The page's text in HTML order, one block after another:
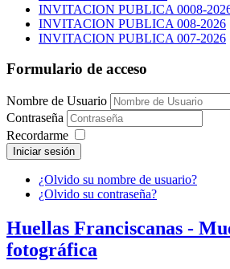
INVITACION PUBLICA 0008-
INVITACION PUBLICA 008-2026
INVITACION PUBLICA 007-2026
Formulario de acceso
Nombre de Usuario
Contraseña
Recordarme
Iniciar sesión
¿Olvido su nombre de usuario?
¿Olvido su contraseña?
Huellas Franciscanas -
fotográfica